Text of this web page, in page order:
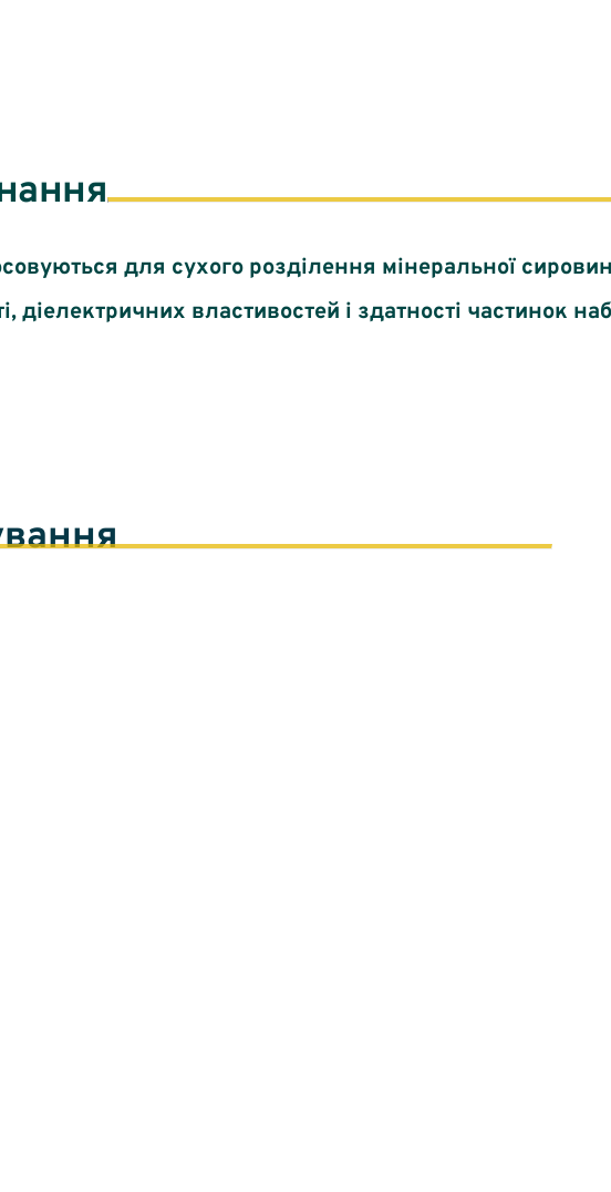
для сухого розділення мінеральної
діелектричних властивостей і здатності частинок